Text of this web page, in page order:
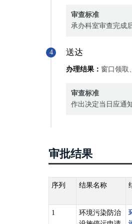
审查标准
承办科室审查完成
4 送达
办理结果： 窗口领取
审查标准
作出决定当日应通
审批结果
序列 结果名称
1
环境污染防治